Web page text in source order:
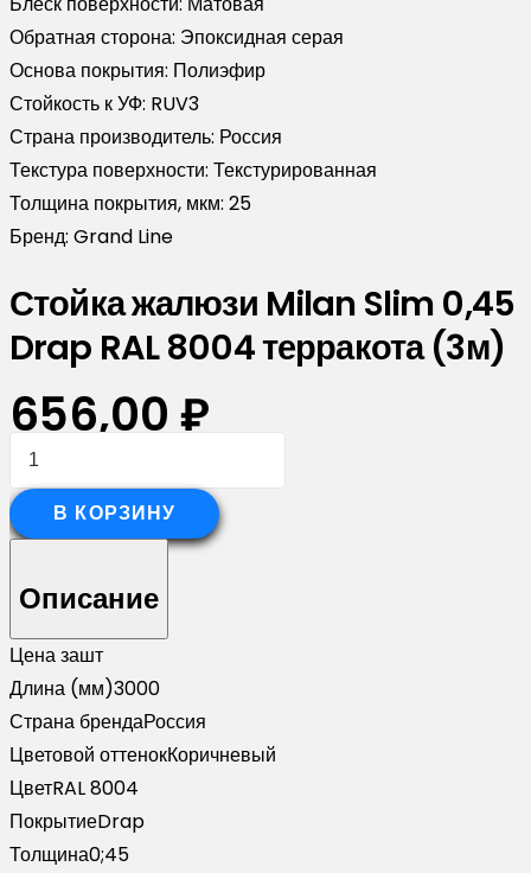
Обратная сторона: Эпоксидная серая
Основа покрытия: Полиэфир
Стойкость к УФ: RUV3
Страна производитель: Россия
Текстура поверхности: Текстурированная
Толщина покрытия, мкм: 25
Бренд: Grand Line
Стойка жалюзи Milan Slim 0,45
Drap RAL 8004 терракота (3м)
656,00 ₽
Количество
Стойка
жалюзи
Slim
0,45
Drap
RAL
8004
терракота
(3м)
В КОРЗИНУ
Описание
Цена зашт
Длина (мм)3000
Страна брендаРоссия
Цветовой оттенокКоричневый
ЦветRAL 8004
ПокрытиеDrap
Толщина0;45